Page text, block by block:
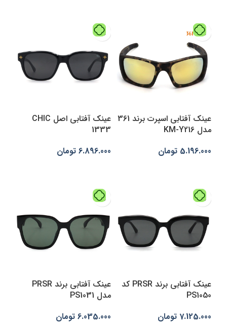
عینک آفتابی اسپرت برند 361
مدل KM-Y216
5.196.000 تومان
عینک آفتابی اصل CHIC
1333
6.896.000 تومان
عینک آفتابی برند PRSR کد
PS1050
7.125.000 تومان
عینک آفتابی برند PRSR
مدل PS1031
6.035.000 تومان